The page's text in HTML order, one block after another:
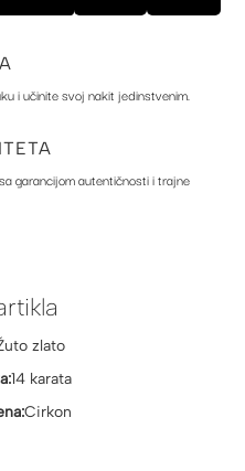
i učinite svoj nakit jedinstvenim.
garancijom autentičnosti i trajne
zlato
14 karata
Cirkon